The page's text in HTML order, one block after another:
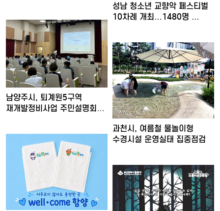
성남 청소년 교향악 페스티벌
10차례 개최…1480명 …
남양주시, 퇴계원5구역
재개발정비사업 주민설명회
과천시, 여름철 물놀이형
수경시설 운영실태 집중점검